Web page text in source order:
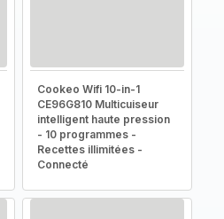
Cookeo Wifi 10-in-1
CE96G810 Multicuiseur
intelligent haute pression
- 10 programmes -
Recettes illimitées -
Connecté